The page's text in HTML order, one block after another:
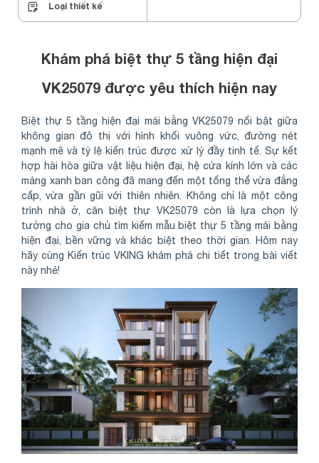
Loại thiết kế
Khám phá biệt thự 5 tầng hiện đại
VK25079 được yêu thích hiện nay
Biệt thự 5 tầng hiện đại mái bằng VK25079 nổi bật giữa
không gian đô thị với hình khối vuông vức, đường nét
mạnh mẽ và tỷ lệ kiến trúc được xử lý đầy tinh tế. Sự kết
hợp hài hòa giữa vật liệu hiện đại, hệ cửa kính lớn và các
mảng xanh ban công đã mang đến một tổng thể vừa đẳng
cấp, vừa gần gũi với thiên nhiên. Không chỉ là một công
trình nhà ở, căn biệt thự VK25079 còn là lựa chọn lý
tưởng cho gia chủ tìm kiếm mẫu biệt thự 5 tầng mái bằng
hiện đại, bền vững và khác biệt theo thời gian. Hôm nay
hãy cùng Kiến trúc VKING khám phá chi tiết trong bài viết
này nhé!